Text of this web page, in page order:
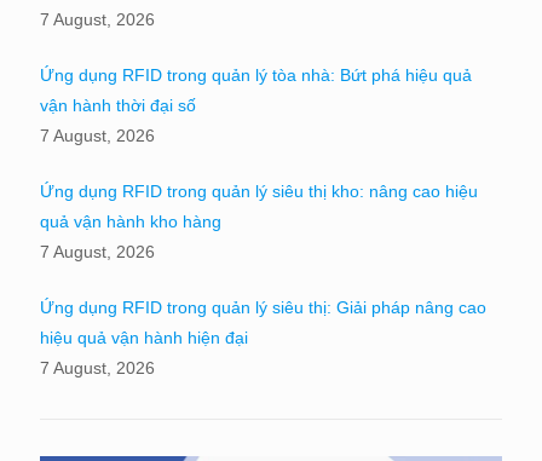
7 August, 2026
Ứng dụng RFID trong quản lý tòa nhà: Bứt phá hiệu quả
vận hành thời đại số
7 August, 2026
Ứng dụng RFID trong quản lý siêu thị kho: nâng cao hiệu
quả vận hành kho hàng
7 August, 2026
Ứng dụng RFID trong quản lý siêu thị: Giải pháp nâng cao
hiệu quả vận hành hiện đại
7 August, 2026